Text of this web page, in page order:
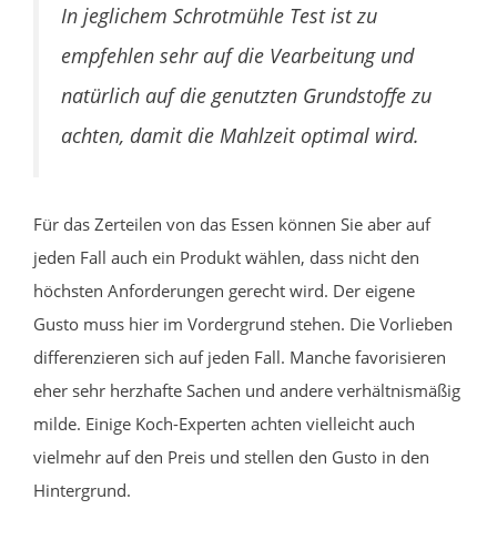
In jeglichem Schrotmühle Test ist zu
empfehlen sehr auf die Vearbeitung und
natürlich auf die genutzten Grundstoffe zu
achten, damit die Mahlzeit optimal wird.
Für das Zerteilen von das Essen können Sie aber auf
jeden Fall auch ein Produkt wählen, dass nicht den
höchsten Anforderungen gerecht wird. Der eigene
Gusto muss hier im Vordergrund stehen. Die Vorlieben
differenzieren sich auf jeden Fall. Manche favorisieren
eher sehr herzhafte Sachen und andere verhältnismäßig
milde. Einige Koch-Experten achten vielleicht auch
vielmehr auf den Preis und stellen den Gusto in den
Hintergrund.